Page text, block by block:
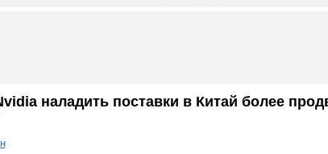
наладить поставки в Китай более